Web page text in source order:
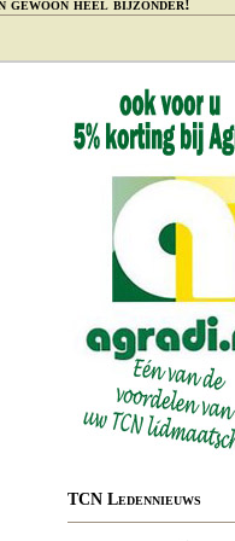
gewoon heel bijzonder!
TCN Ledennieuws